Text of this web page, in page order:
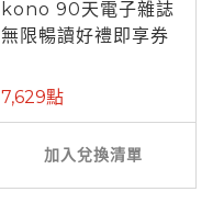
kono 90天電子雜誌
無限暢讀好禮即享券
7,629點
加入兌換清單